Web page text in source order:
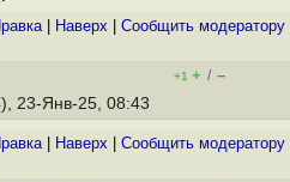
| Наверх Cообщить модератору
+1 + / –
23-Янв-25, 08:43
| Наверх Cообщить модератору